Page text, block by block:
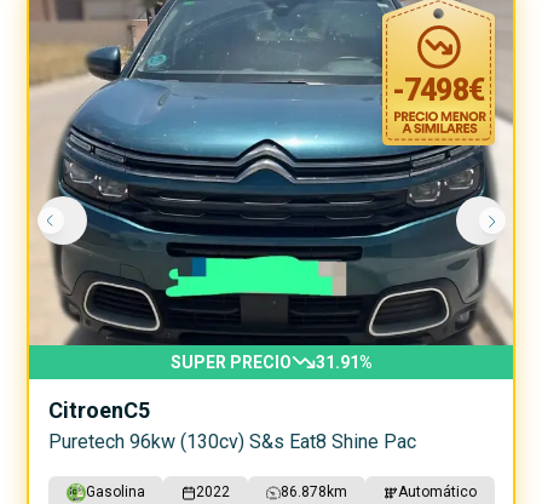
-7498€
SUPER PRECIO 31.91%
CitroenC5
Puretech 96kw (130cv) S&s Eat8 Shine Pac
Gasolina 2022 86.878 km Automático